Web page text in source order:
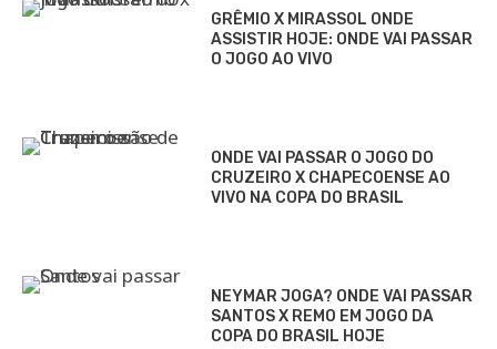
GRÊMIO X MIRASSOL ONDE
ASSISTIR HOJE: ONDE VAI PASSAR
O JOGO AO VIVO
ONDE VAI PASSAR O JOGO DO
CRUZEIRO X CHAPECOENSE AO
VIVO NA COPA DO BRASIL
NEYMAR JOGA? ONDE VAI PASSAR
SANTOS X REMO EM JOGO DA
COPA DO BRASIL HOJE